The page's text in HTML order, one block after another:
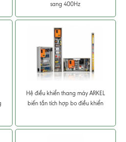
sang 400Hz
Hệ điều khiển thang máy ARKEL
biến tần tích hợp bo điều khiển